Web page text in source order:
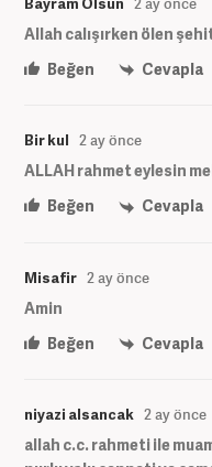
Allah calışırken ölen
Beğen
Cevapla
Bir kul 2 ay önce
ALLAH rahmet eylesin
Beğen
Cevapla
Misafir 2 ay önce
Amin
Beğen
Cevapla
niyazi alsancak 2 ay önce
allah c.c. rahmeti ile